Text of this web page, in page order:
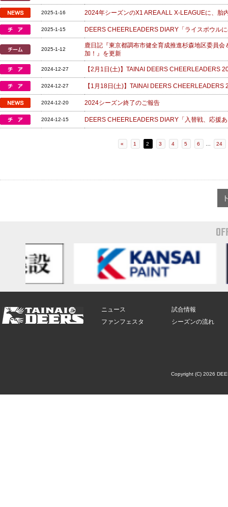
2025-1-16 2024年シーズンのX1 AREA ALL X-LEAGUEに、胎
2025-1-15 DEERS CHEERLEADERS DIARY「ライスボウル
2025-1-12
鹿日記『東京都調布市健全育成推進杉森地区委員
加！』を更新
2024-12-27 【2月1日(土)】TAINAI DEERS CHEERLEADERS
2024-12-27 【1月18日(土)】TAINAI DEERS CHEERLEADERS
2024-12-20 2024シーズン終了のご報告
2024-12-15 DEERS CHEERLEADERS DIARY「入替戦、応援
« 1 2 3 4 5 6 24
ニュース
ファンフェスタ
試合情報
シーズンの流れ
Copyright (C) 2026